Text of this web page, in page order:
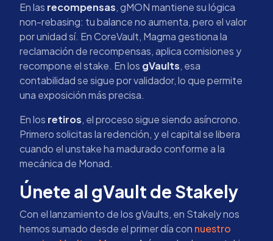
En las recompensas, gMON mantiene su lógica
non-rebasing: tu balance no aumenta, pero el valor
por unidad sí. En CoreVault, Magma gestiona la
reclamación de recompensas, aplica comisiones y
recompone el stake. En los gVaults, esa
contabilidad se sigue por validador, lo que permite
una exposición más precisa.
En los retiros, el proceso sigue siendo asíncrono.
Primero solicitas la redención, y el capital se libera
cuando el unstake ha madurado conforme a la
mecánica de Monad.
Únete al gVault de Stakely
Con el lanzamiento de los gVaults, en Stakely nos
hemos sumado desde el primer día con nuestro